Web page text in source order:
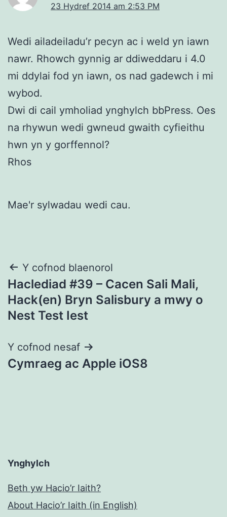
23 Hydref 2014 am 2:53 PM
Wedi ailadeiladu’r pecyn ac i weld yn iawn
nawr. Rhowch gynnig ar ddiweddaru i 4.0
mi ddylai fod yn iawn, os nad gadewch i mi
wybod.
Dwi di cail ymholiad ynghylch bbPress. Oes
na rhywun wedi gwneud gwaith cyfieithu
hwn yn y gorffennol?
Rhos
Mae'r sylwadau wedi cau.
Llywio
cofnod
Y cofnod blaenorol
Haclediad #39 – Cacen Sali Mali,
Hack(en) Bryn Salisbury a mwy o
Nest Test Iest
Y cofnod nesaf
Cymraeg ac Apple iOS8
Ynghylch
Beth yw Hacio’r Iaith?
About Hacio’r Iaith (in English)